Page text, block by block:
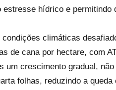
hídrico e permitindo
climáticas
de cana por hectare, com
um crescimento gradual,
folhas, reduzindo a